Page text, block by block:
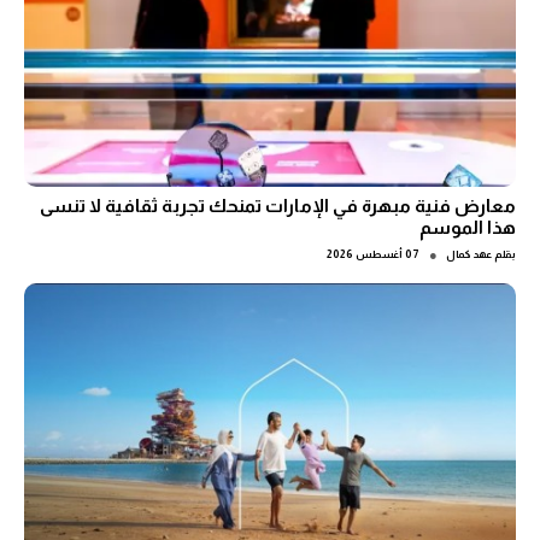
معارض فنية مبهرة في الإمارات تمنحك تجربة ثقافية لا تنسى
هذا الموسم
بقلم عهد كمال ● 07 أغسطس 2026